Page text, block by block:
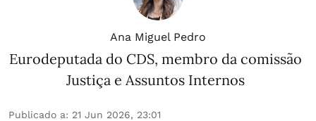
Ana Miguel Pedro
Eurodeputada do CDS, membro da comissão
Justiça e Assuntos Internos
Publicado a: 21 Jun 2026, 23:01